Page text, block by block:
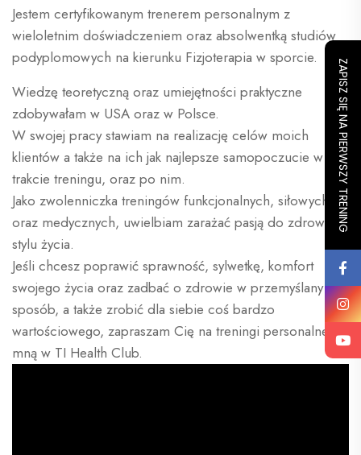
Jestem certyfikowanym trenerem personalnym z
wieloletnim doświadczeniem oraz absolwentką studiów
podyplomowych na kierunku Fizjoterapia w sporcie.
Wiedzę teoretyczną oraz umiejętności praktyczne
zdobywałam w USA oraz w Polsce.
W swojej pracy stawiam na realizację celów moich
klientów a także na ich jak najlepsze samopoczucie w
trakcie treningu, oraz po nim.
Jako zwolenniczka treningów funkcjonalnych, siłowych
oraz medycznych, uwielbiam zarażać pasją do zdrowego
stylu życia.
Jeśli chcesz poprawić sprawność, sylwetkę, komfort
swojego życia oraz zadbać o zdrowie w przemyślany
sposób, a także zrobić dla siebie coś bardzo
wartościowego, zapraszam Cię na treningi personalne ze
mną w TI Health Club.
ZAPISZ SIĘ NA PIERWSZY TRENING